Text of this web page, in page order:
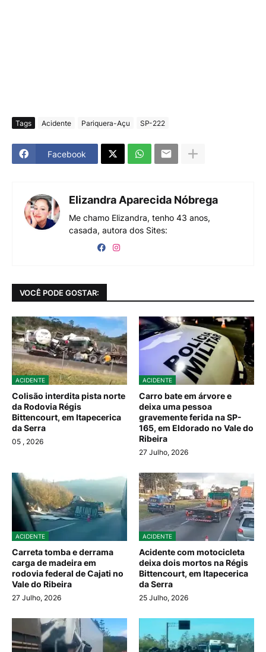
Tags Acidente Pariquera-Açu SP-222
Facebook
Elizandra Aparecida Nóbrega
Me chamo Elizandra, tenho 43 anos,
casada, autora dos Sites:
VOCÊ PODE GOSTAR:
ACIDENTE
Colisão interdita pista norte
da Rodovia Régis
Bittencourt, em Itapecerica
da Serra
05 , 2026
ACIDENTE
Carro bate em árvore e
deixa uma pessoa
gravemente ferida na SP-
165, em Eldorado no Vale do
Ribeira
27 Julho, 2026
ACIDENTE
Carreta tomba e derrama
carga de madeira em
rodovia federal de Cajati no
Vale do Ribeira
27 Julho, 2026
ACIDENTE
Acidente com motocicleta
deixa dois mortos na Régis
Bittencourt, em Itapecerica
da Serra
25 Julho, 2026